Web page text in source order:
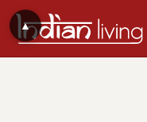
▲